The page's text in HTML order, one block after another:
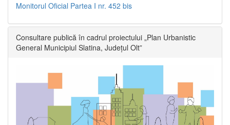
Monitorul Oficial Partea I nr. 452 bis
Consultare publică în cadrul proiectului „Plan Urbanistic
General Municipiul Slatina, Județul Olt”